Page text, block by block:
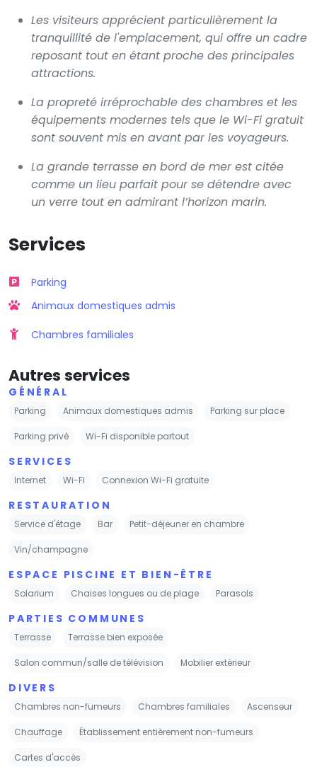
Les visiteurs apprécient particulièrement la
tranquillité de l'emplacement, qui offre un cadre
reposant tout en étant proche des principales
attractions.
La propreté irréprochable des chambres et les
équipements modernes tels que le Wi-Fi gratuit
sont souvent mis en avant par les voyageurs.
La grande terrasse en bord de mer est citée
comme un lieu parfait pour se détendre avec
un verre tout en admirant l’horizon marin.
Services
Parking
Animaux domestiques admis
Chambres familiales
Autres services
GÉNÉRAL
Parking Animaux domestiques admis Parking sur place
Parking privé Wi-Fi disponible partout
SERVICES
Internet Wi-Fi Connexion Wi-Fi gratuite
RESTAURATION
Service d'étage Bar Petit-déjeuner en chambre
Vin/champagne
ESPACE PISCINE ET BIEN-ÊTRE
Solarium Chaises longues ou de plage Parasols
PARTIES COMMUNES
Terrasse Terrasse bien exposée
Salon commun/salle de télévision Mobilier extérieur
DIVERS
Chambres non-fumeurs Chambres familiales Ascenseur
Chauffage Établissement entièrement non-fumeurs
Cartes d'accès